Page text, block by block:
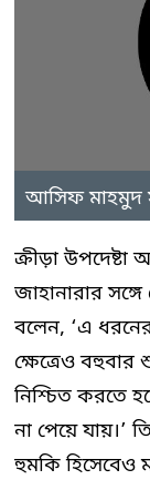
আসিফ মাহমুদ
ক্রীড়া
জাহানারার
বলেন, ‘এ
ক্ষেত্রেও বহুবার
নিশ্চিত করতে
না পেয়ে যায়।’
হুমকি হিসেবেও